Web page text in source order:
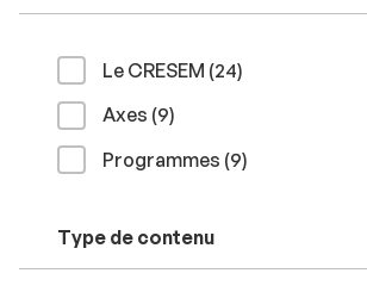
Le CRESEM (24résultats
)
Axes (9résultats
)
Programmes (9résultats
)
Type de contenu